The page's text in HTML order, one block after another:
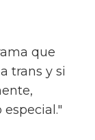
la
en Byron